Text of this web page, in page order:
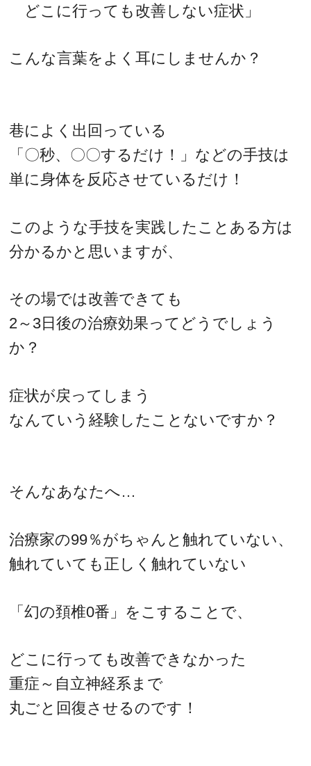
どこに行っても改善しない症状」
こんな言葉をよく耳にしませんか？
巷によく出回っている
「〇秒、〇〇するだけ！」などの手技は
単に身体を反応させているだけ！
このような手技を実践したことある方は
分かるかと思いますが、
その場では改善できても
2～3日後の治療効果ってどうでしょう
か？
症状が戻ってしまう
なんていう経験したことないですか？
そんなあなたへ…
治療家の99％がちゃんと触れていない、
触れていても正しく触れていない
「幻の頚椎0番」をこすることで、
どこに行っても改善できなかった
重症～自立神経系まで
丸ごと回復させるのです！